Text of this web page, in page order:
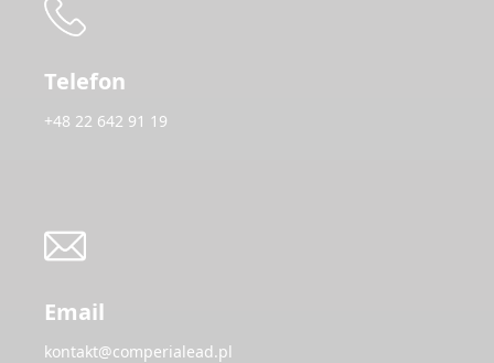
Telefon
+48 22 642 91 19
Email
kontakt@comperialead.pl